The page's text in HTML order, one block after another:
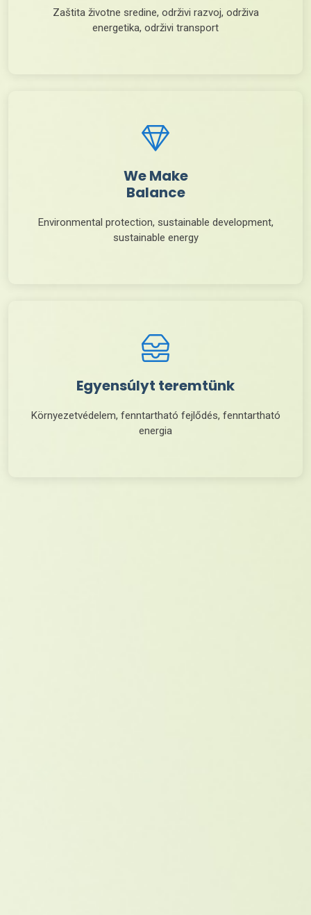
Zaštita životne sredine, održivi razvoj, održiva
energetika, održivi transport
We Make
Balance
Environmental protection, sustainable development,
sustainable energy
Egyensúlyt teremtünk
Környezetvédelem, fenntartható fejlődés, fenntartható
energia